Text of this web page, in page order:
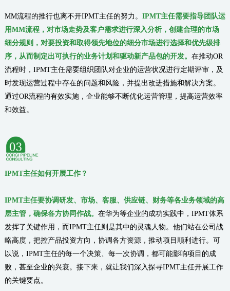
MM流程的推行也离不开IPMT主任的努力。 IPMT主任需要指导团队运
用MM流程，对市场走势及客户需求进行深入分析，创建合理的市场
细分规则，对要投资和取得领先地位的细分市场进行选择和优先级排
序，从而制定出可执行的业务计划和驱动新产品包的开发。 在推动OR
流程时，IPMT主任需要组织团队对企业的运营状况进行定期评审，及
时发现运营过程中存在的问题和风险，并提出改进措施和解决方案。
通过OR流程的有效实施，企业能够不断优化运营管理，提高运营效率
和效益。
IPMT主任如何开展工作？
IPMT主任要协调研发、市场、客服、供应链、财务等各业务领域的高
层主管，确保各方协同作战。 在华为等企业的成功实践中，IPMT体系
发挥了关键作用，而IPMT主任则是其中的灵魂人物。他们站在公司战
略高度，把控产品投资方向，协调各方资源，推动项目顺利进行。可
以说，IPMT主任的每一个决策、每一次协调，都可能影响项目的成
败，甚至企业的兴衰。接下来，就让我们深入探寻IPMT主任开展工作
的关键要点。